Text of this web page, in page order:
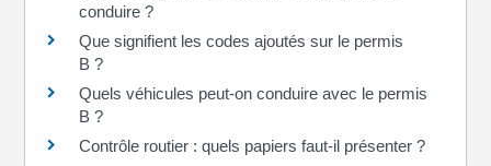
conduire ?
Que signifient les codes ajoutés sur le permis
B ?
Quels véhicules peut-on conduire avec le permis
B ?
Contrôle routier : quels papiers faut-il présenter ?